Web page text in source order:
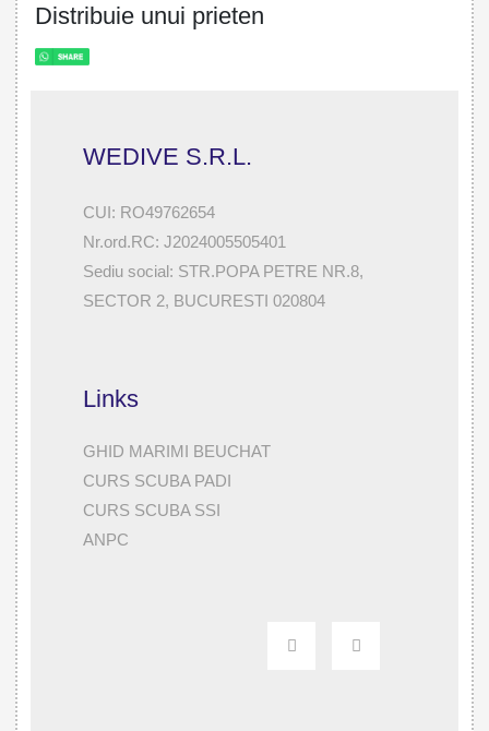
Distribuie unui prieten
WEDIVE S.R.L.
CUI: RO49762654
Nr.ord.RC: J2024005505401
Sediu social: STR.POPA PETRE NR.8,
SECTOR 2, BUCURESTI 020804
Links
GHID MARIMI BEUCHAT
CURS SCUBA PADI
CURS SCUBA SSI
ANPC